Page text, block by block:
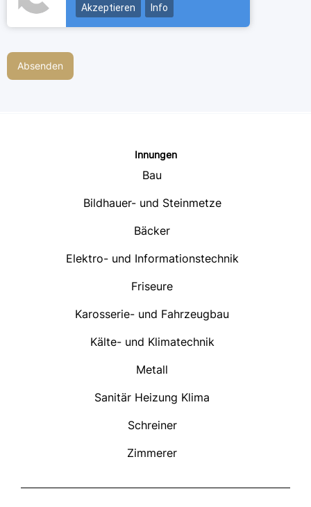
Akzeptieren Info
Innungen
Bau
Bildhauer- und Steinmetze
Bäcker
Elektro- und Informationstechnik
Friseure
Karosserie- und Fahrzeugbau
Kälte- und Klimatechnik
Metall
Sanitär Heizung Klima
Schreiner
Zimmerer